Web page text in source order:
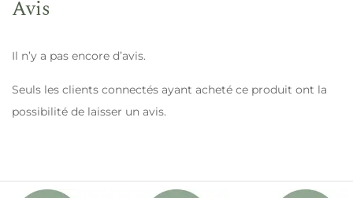
Avis
Il n’y a pas encore d’avis.
Seuls les clients connectés ayant acheté ce produit ont la
possibilité de laisser un avis.